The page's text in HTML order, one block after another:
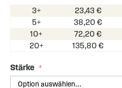
gallery
3+
23,43 €
5+
38,20 €
10+
72,20 €
20+
135,80 €
Stärke